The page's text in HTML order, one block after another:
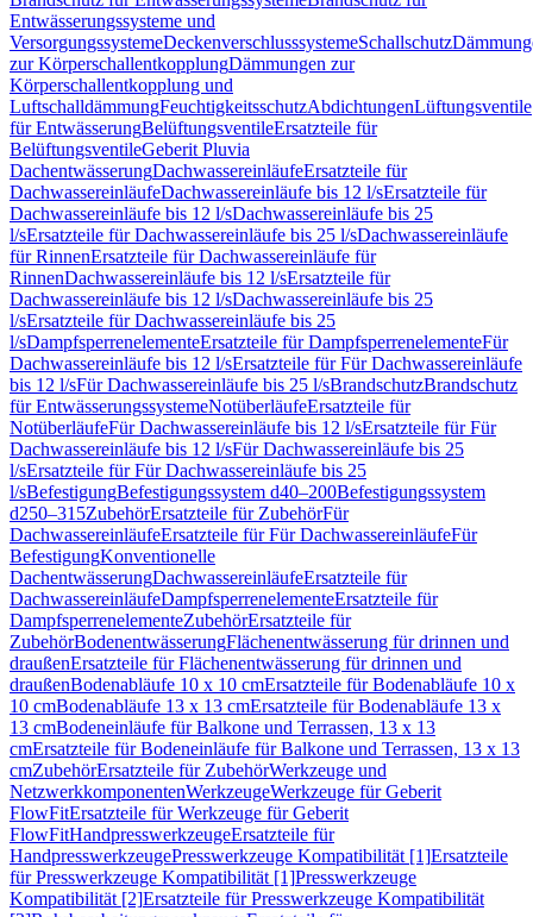
Entwässerungssysteme und
VersorgungssystemeDeckenverschlusssystemeSchallschutz
zur KörperschallentkopplungDämmungen zur
Körperschallentkopplung und
LuftschalldämmungFeuchtigkeitsschutzAbdichtungenLüftungsventile
für EntwässerungBelüftungsventileErsatzteile für
BelüftungsventileGeberit Pluvia
DachentwässerungDachwassereinläufeErsatzteile für
DachwassereinläufeDachwassereinläufe bis 12 l/sErsatzteile für
Dachwassereinläufe bis 12 l/sDachwassereinläufe bis 25
l/sErsatzteile für Dachwassereinläufe bis 25 l/sDachwassereinläufe
für RinnenErsatzteile für Dachwassereinläufe für
RinnenDachwassereinläufe bis 12 l/sErsatzteile für
Dachwassereinläufe bis 12 l/sDachwassereinläufe bis 25
l/sErsatzteile für Dachwassereinläufe bis 25
l/sDampfsperrenelementeErsatzteile für DampfsperrenelementeFür
Dachwassereinläufe bis 12 l/sErsatzteile für Für Dachwassereinläufe
bis 12 l/sFür Dachwassereinläufe bis 25 l/sBrandschutzBrandschutz
für EntwässerungssystemeNotüberläufeErsatzteile für
NotüberläufeFür Dachwassereinläufe bis 12 l/sErsatzteile für Für
Dachwassereinläufe bis 12 l/sFür Dachwassereinläufe bis 25
l/sErsatzteile für Für Dachwassereinläufe bis 25
l/sBefestigungBefestigungssystem d40–200Befestigungssystem
d250–315ZubehörErsatzteile für ZubehörFür
DachwassereinläufeErsatzteile für Für DachwassereinläufeFür
BefestigungKonventionelle
DachentwässerungDachwassereinläufeErsatzteile für
DachwassereinläufeDampfsperrenelementeErsatzteile für
DampfsperrenelementeZubehörErsatzteile für
ZubehörBodenentwässerungFlächenentwässerung für drinnen und
draußenErsatzteile für Flächenentwässerung für drinnen und
draußenBodenabläufe 10 x 10 cmErsatzteile für Bodenabläufe 10 x
10 cmBodenabläufe 13 x 13 cmErsatzteile für Bodenabläufe 13 x
13 cmBodeneinläufe für Balkone und Terrassen, 13 x 13
cmErsatzteile für Bodeneinläufe für Balkone und Terrassen, 13 x 13
cmZubehörErsatzteile für ZubehörWerkzeuge und
NetzwerkkomponentenWerkzeugeWerkzeuge für Geberit
FlowFitErsatzteile für Werkzeuge für Geberit
FlowFitHandpresswerkzeugeErsatzteile für
HandpresswerkzeugePresswerkzeuge Kompatibilität [1]Ersatzteile
für Presswerkzeuge Kompatibilität [1]Presswerkzeuge
Kompatibilität [2]Ersatzteile für Presswerkzeuge Kompatibilität